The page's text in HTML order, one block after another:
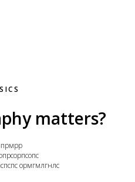
matters?
ормгмлгнлс